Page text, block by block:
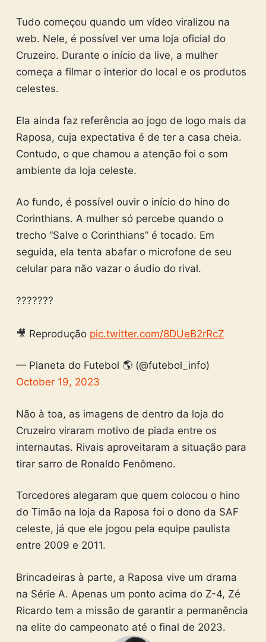
Tudo começou quando um vídeo viralizou na
web. Nele, é possível ver uma loja oficial do
Cruzeiro. Durante o início da live, a mulher
começa a filmar o interior do local e os produtos
celestes.
Ela ainda faz referência ao jogo de logo mais da
Raposa, cuja expectativa é de ter a casa cheia.
Contudo, o que chamou a atenção foi o som
ambiente da loja celeste.
Ao fundo, é possível ouvir o início do hino do
Corinthians. A mulher só percebe quando o
trecho “Salve o Corinthians” é tocado. Em
seguida, ela tenta abafar o microfone de seu
celular para não vazar o áudio do rival.
???????
🎥 Reprodução pic.twitter.com/8DUeB2rRcZ
— Planeta do Futebol 🌎 (@futebol_info)
October 19, 2023
Não à toa, as imagens de dentro da loja do
Cruzeiro viraram motivo de piada entre os
internautas. Rivais aproveitaram a situação para
tirar sarro de Ronaldo Fenômeno.
Torcedores alegaram que quem colocou o hino
do Timão na loja da Raposa foi o dono da SAF
celeste, já que ele jogou pela equipe paulista
entre 2009 e 2011.
Brincadeiras à parte, a Raposa vive um drama
na Série A. Apenas um ponto acima do Z-4, Zé
Ricardo tem a missão de garantir a permanência
na elite do campeonato até o final de 2023.